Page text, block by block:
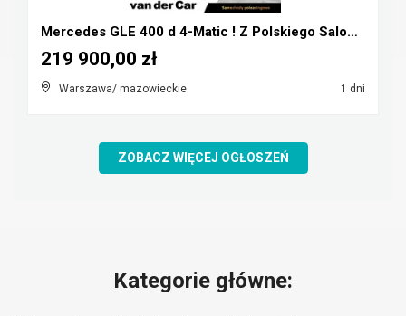
Mercedes GLE 400 d 4-Matic ! Z Polskiego Salonu ! ...
Warszawa/ mazowieckie 1 dni
219 900,00 zł
ZOBACZ WIĘCEJ OGŁOSZEŃ
Kategorie główne: